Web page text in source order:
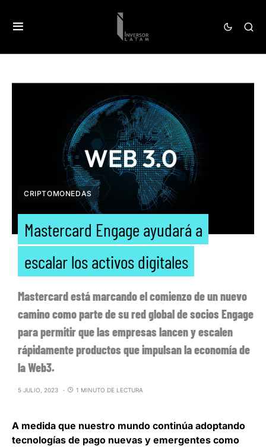
CRIPTOMONEDAS
Mastercard Engage ayudará a
escalar los activos digitales
Mastercard está marcando el comienzo de un nuevo
camino como parte de su red global de socios Engage
para permitir que las empresas lancen y escalen
rápidamente productos que impulsan la economía de
la Web3.
5 JULIO, 2023 1 MINUTO DE LECTURA
A medida que nuestro mundo continúa adoptando
tecnologías de pago nuevas y emergentes como